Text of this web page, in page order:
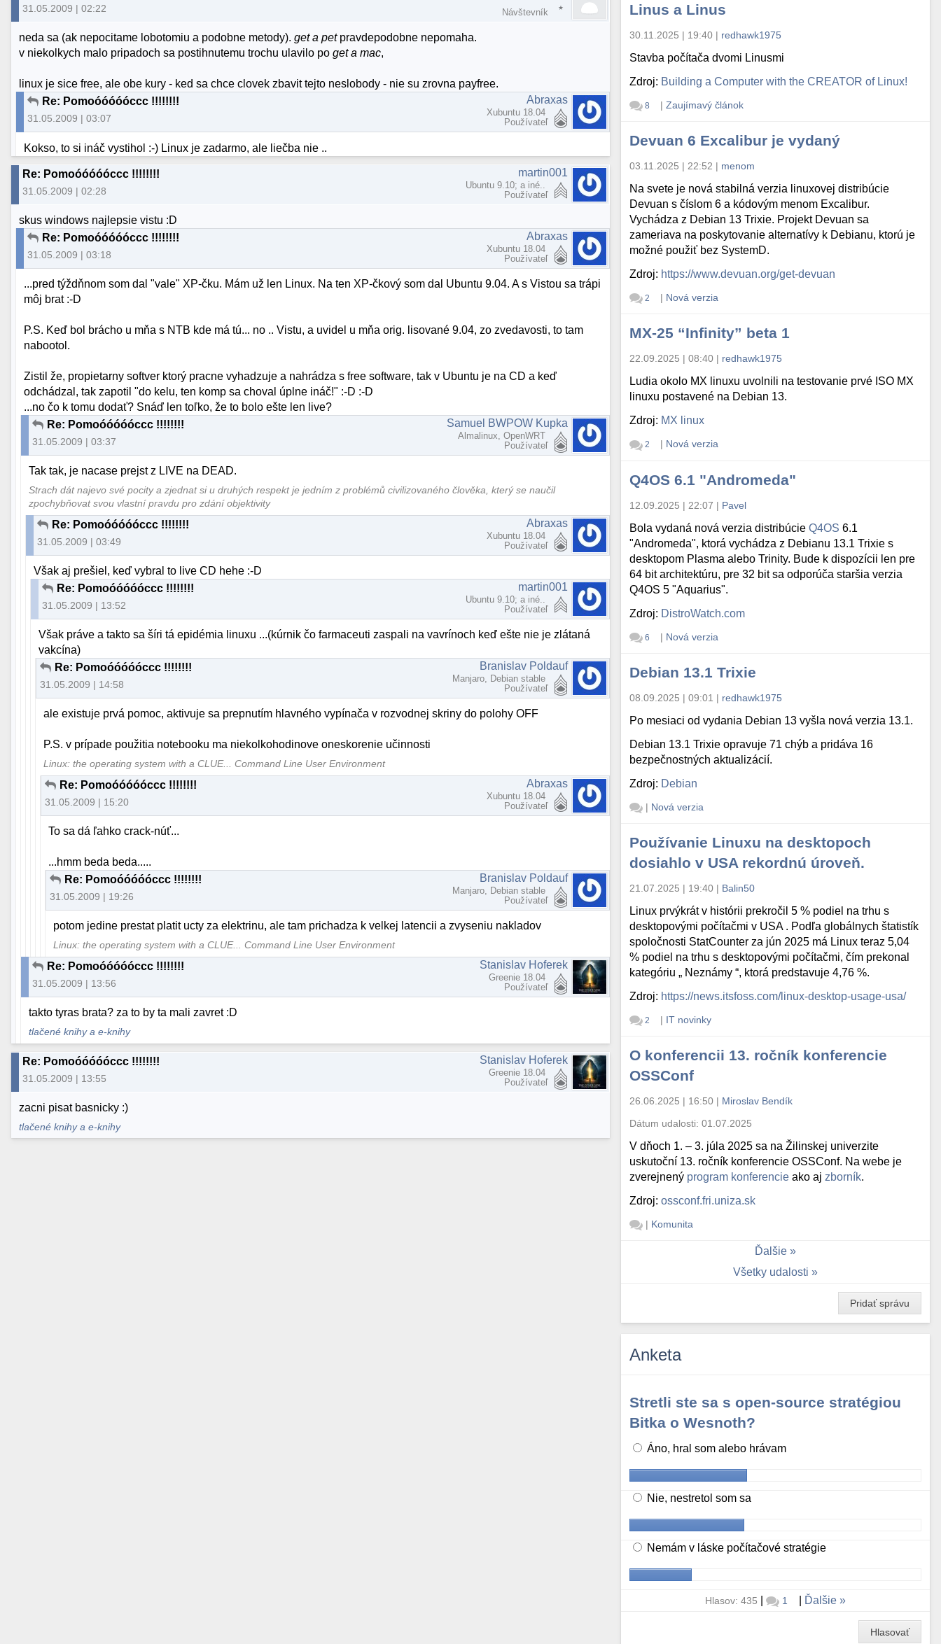
31.05.2009 | 02:22 Návštevník
neda sa (ak nepocitame lobotomiu a podobne metody).get a petpravdepodobne nepomaha.
v niekolkych malo pripadoch sa postihnutemu trochu ulavilo poget a mac,
linux je sice free, ale obe kury - ked sa chce clovek zbavit tejto neslobody - nie su zrovna payfree.
Re: Pomoóóóóóccc !!!!!!!!
31.05.2009 | 03:07
Abraxas
Xubuntu 18.04
Používateľ
Kokso, to si ináč vystihol :-) Linux je zadarmo, ale liečba nie ..
Re: Pomoóóóóóccc !!!!!!!!
31.05.2009 | 02:28
martin001
Ubuntu 9.10; a iné..
Používateľ
skus windows najlepsie vistu :D
Re: Pomoóóóóóccc !!!!!!!!
31.05.2009 | 03:18
Abraxas
Xubuntu 18.04
Používateľ
...pred týždňnom som dal "vale" XP-čku. Mám už len Linux. Na ten XP-čkový som dal Ubuntu 9.04. A s Vistou sa trápi
môj brat :-D
P.S. Keď bol brácho u mňa s NTB kde má tú... no .. Vistu, a uvidel u mňa orig. lisované 9.04, zo zvedavosti, to tam
nabootol.
Zistil že, propietarny softver ktorý pracne vyhadzuje a nahrádza s free software, tak v Ubuntu je na CD a keď
odchádzal, tak zapotil "do kelu, ten komp sa choval úplne ináč!" :-D :-D
...no čo k tomu dodať? Snáď len toľko, že to bolo ešte len live?
Re: Pomoóóóóóccc !!!!!!!!
31.05.2009 | 03:37
Samuel BWPOW Kupka
Almalinux, OpenWRT
Používateľ
Tak tak, je nacase prejst z LIVE na DEAD.
Strach dát najevo své pocity a zjednat si u druhých respekt je jedním z problémů civilizovaného člověka, který se naučil
zpochybňovat svou vlastní pravdu pro zdání objektivity
Re: Pomoóóóóóccc !!!!!!!!
31.05.2009 | 03:49
Abraxas
Xubuntu 18.04
Používateľ
Však aj prešiel, keď vybral to live CD hehe :-D
Re: Pomoóóóóóccc !!!!!!!!
31.05.2009 | 13:52
martin001
Ubuntu 9.10; a iné..
Používateľ
Však práve a takto sa šíri tá epidémia linuxu ...(kúrnik čo farmaceuti zaspali na vavrínoch keď ešte nie je zlátaná
vakcína)
Re: Pomoóóóóóccc !!!!!!!!
31.05.2009 | 14:58
Branislav Poldauf
Manjaro, Debian stable
Používateľ
ale existuje prvá pomoc, aktivuje sa prepnutím hlavného vypínača v rozvodnej skriny do polohy OFF
P.S. v prípade použitia notebooku ma niekolkohodinove oneskorenie učinnosti
Linux: the operating system with a CLUE... Command Line User Environment
Re: Pomoóóóóóccc !!!!!!!!
31.05.2009 | 15:20
Abraxas
Xubuntu 18.04
Používateľ
To sa dá ľahko crack-núť...
...hmm beda beda.....
Re: Pomoóóóóóccc !!!!!!!!
31.05.2009 | 19:26
Branislav Poldauf
Manjaro, Debian stable
Používateľ
potom jedine prestat platit ucty za elektrinu, ale tam prichadza k velkej latencii a zvyseniu nakladov
Linux: the operating system with a CLUE... Command Line User Environment
Re: Pomoóóóóóccc !!!!!!!!
31.05.2009 | 13:56
Stanislav Hoferek
Greenie 18.04
Používateľ
takto tyras brata? za to by ta mali zavret :D
tlačené knihy a e-knihy
Re: Pomoóóóóóccc !!!!!!!!
31.05.2009 | 13:55
Stanislav Hoferek
Greenie 18.04
Používateľ
zacni pisat basnicky :)
tlačené knihy a e-knihy
Linus a Linus
30.11.2025 | 19:40 | redhawk1975
Stavba počítača dvomi Linusmi
Zdroj: Building a Computer with the CREATOR of Linux!
8 | Zaujímavý článok
Devuan 6 Excalibur je vydaný
03.11.2025 | 22:52 | menom
Na svete je nová stabilná verzia linuxovej distribúcie
Devuan s číslom 6 a kódovým menom Excalibur.
Vychádza z Debian 13 Trixie. Projekt Devuan sa
zameriava na poskytovanie alternatívy k Debianu, ktorú je
možné použiť bez SystemD.
Zdroj: https://www.devuan.org/get-devuan
2 | Nová verzia
MX-25 “Infinity” beta 1
22.09.2025 | 08:40 | redhawk1975
Ludia okolo MX linuxu uvolnili na testovanie prvé ISO MX
linuxu postavené na Debian 13.
Zdroj: MX linux
2 | Nová verzia
Q4OS 6.1 "Andromeda"
12.09.2025 | 22:07 | Pavel
Bola vydaná nová verzia distribúcieQ4OS 6.1
"Andromeda", ktorá vychádza z Debianu 13.1 Trixie s
desktopom Plasma alebo Trinity. Bude k dispozícii len pre
64 bit architektúru, pre 32 bit sa odporúča staršia verzia
Q4OS 5 "Aquarius".
Zdroj: DistroWatch.com
6 | Nová verzia
Debian 13.1 Trixie
08.09.2025 | 09:01 | redhawk1975
Po mesiaci od vydania Debian 13 vyšla nová verzia 13.1.
Debian 13.1 Trixie opravuje 71 chýb a pridáva 16
bezpečnostných aktualizácií.
Zdroj: Debian
| Nová verzia
Používanie Linuxu na desktopoch
dosiahlo v USA rekordnú úroveň.
21.07.2025 | 19:40 | Balin50
Linux prvýkrát v histórii prekročil 5 % podiel na trhu s
desktopovými počítačmi v USA . Podľa globálnych štatistík
spoločnosti StatCounter za jún 2025 má Linux teraz 5,04
% podiel na trhu s desktopovými počítačmi, čím prekonal
kategóriu „ Neznámy “, ktorá predstavuje 4,76 %.
Zdroj: https://news.itsfoss.com/linux-desktop-usage-usa/
2 | IT novinky
O konferencii 13. ročník konferencie
OSSConf
26.06.2025 | 16:50 | Miroslav Bendík
Dátum udalosti:01.07.2025
V dňoch 1. – 3. júla 2025 sa na Žilinskej univerzite
uskutoční 13. ročník konferencie OSSConf. Na webe je
zverejnený program konferencie ako aj zborník.
Zdroj:ossconf.fri.uniza.sk
| Komunita
Ďalšie
Všetky udalosti
Pridať správu
Anketa
Stretli ste sa s open-source stratégiou
Bitka o Wesnoth?
Áno, hral som alebo hrávam
Nie, nestretol som sa
Nemám v láske počítačové stratégie
Hlasov: 435 | 1 Ďalšie
Hlasovať